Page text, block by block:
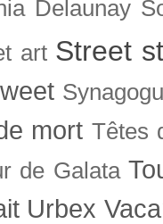
Delaunay
art Street
mort Têtes
de Galata
Urbex